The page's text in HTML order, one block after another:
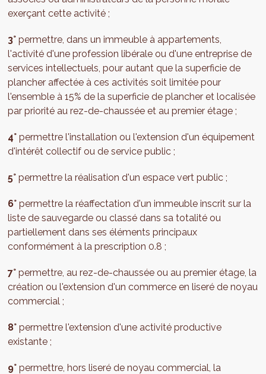
exerçant cette activité ;
3°permettre, dans un immeuble à appartements,
l'activité d'une profession libérale ou d'une entreprise de
services intellectuels, pour autant que la superficie de
plancher affectée à ces activités soit limitée pour
l'ensemble à 15% de la superficie de plancher et localisée
par priorité au rez-de-chaussée et au premier étage ;
4°permettre l'installation ou l'extension d'un équipement
d'intérêt collectif ou de service public ;
5°permettre la réalisation d'un espace vert public ;
6° permettre la réaffectation d'un immeuble inscrit sur la
liste de sauvegarde ou classé dans sa totalité ou
partiellement dans ses éléments principaux
conformément à la prescription 0.8 ;
7° permettre, au rez-de-chaussée ou au premier étage, la
création ou l'extension d'un commerce en liseré de noyau
commercial ;
8° permettre l'extension d'une activité productive
existante ;
9°permettre, hors liseré de noyau commercial, la